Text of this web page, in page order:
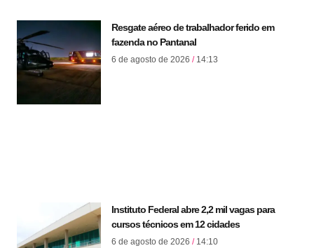
Resgate aéreo de trabalhador ferido em
fazenda no Pantanal
6 de agosto de 2026 14:13
Instituto Federal abre 2,2 mil vagas para
cursos técnicos em 12 cidades
6 de agosto de 2026 14:10